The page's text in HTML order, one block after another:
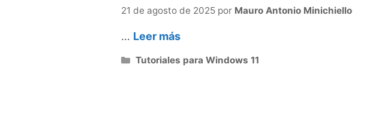
21 de agosto de 2025 por Mauro Antonio Minichiello
… Leer más
Categorías
Tutoriales para Windows 11